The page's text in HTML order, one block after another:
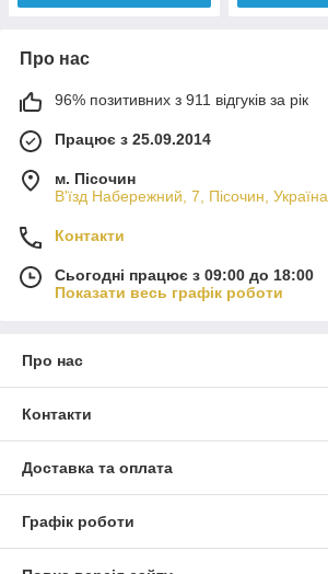
Про нас
96% позитивних з 911 відгуків за рік
Працює з 25.09.2014
м. Пісочин
В'їзд Набережний, 7, Пісочин, Україна
Контакти
Сьогодні працює з 09:00 до 18:00
Показати весь графік роботи
Про нас
Контакти
Доставка та оплата
Графік роботи